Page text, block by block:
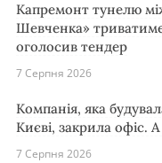
Капремонт тунелю
Шевченка»
оголосив тендер
7 Серпня 2026
Компанія, яка
Києві, закрила офіс.
7 Серпня 2026